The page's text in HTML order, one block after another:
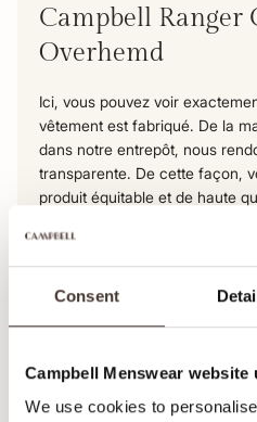
Consent
Campbell Menswear website
We use cookies to
Campbell Ranger
Overhemd
Ici, vous pouvez voir
vêtement est fabriqué. De la
dans notre entrepôt, nous
transparente. De cette façon,
produit équitable et de haute